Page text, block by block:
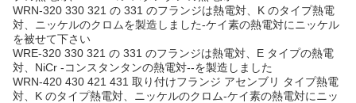
WRN-320 330 321 の 331 のフランジは熱電対、K のタイプ熱電
対、ニッケルのクロムを製造しました-ケイ素の熱電対にニッケル
を被せて下さい
WRE-320 330 321 の 331 のフランジは熱電対、E タイプの熱電
対、NiCr -コンスタンタンの熱電対--を製造しました
WRN-420 430 421 431 取り付けフランジ アセンブリ タイプ熱電
対、K のタイプ熱電対、ニッケルのクロム-ケイ素の熱電対にニッ